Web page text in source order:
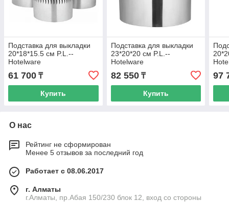
Подставка для выкладки
20*18*15.5 см P.L.--
Hotelware
61 700 ₸
Купить
Подставка для выкладки
23*20*20 см P.L.--
Hotelware
82 550₸
Купить
97
О нас
Рейтинг не сформирован
Менее 5 отзывов за последний год
Работает с 08.06.2017
г. Алматы
г.Алматы, пр.Абая 150/230 блок 12, вход со стороны